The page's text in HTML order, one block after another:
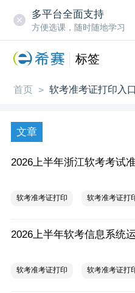
多平台全面支持
方便选课，随时随地学习
标签
首页 > 软考准考证打印入口
文章
2026上半年浙江软考考试
软考准考证打印 软考准考证打
软考准考证打印 软考准考证打